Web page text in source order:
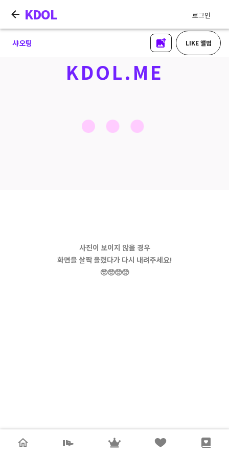
KDOL 로그인
샤오팅 LIKE 앨범
KDOL.ME
사진이 보이지 않을 경우
화면을 살짝 올렸다가 다시 내려주세요!
🥺🥺🥺🥺